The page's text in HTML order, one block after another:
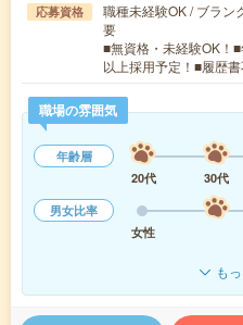
応募資格
職種未経験OK / ブラン
要
■無資格・未経験OK！
以上採用予定！■履歴
職場の雰囲気
年齢層
20代
30代
男女比率
女性
も